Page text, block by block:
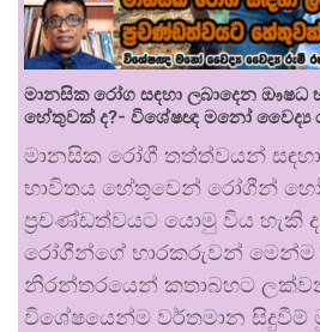
මානසික රෝග සඳහා ලබාදෙන ඖෂධ
හේතුවක් ද?- විශේෂඥ මනෝ වෛද්‍ය
මානසික රෝගී තත්ත්වයන්
භාවිතය හේතුවෙන් රෝගීන් හෝ
ප්‍රචණ්ඩත්වයට යොමු විය හැකි
රෝගීන්ගේ භාරකරුවන් මෙන්ම
නිරන්තරයෙන් කතාබහට
විශේෂයෙන්ම වර්තමාන සිදුවීම්